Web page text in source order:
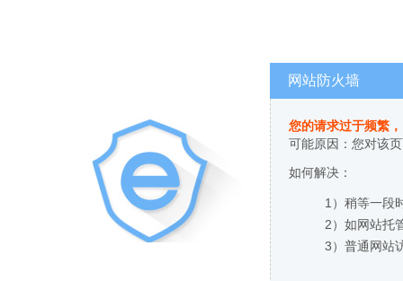
网站防火墙
您的请求过于频繁
可能原因：您对该
如何解决：
1）稍等一段
2）如网站托
3）普通网站